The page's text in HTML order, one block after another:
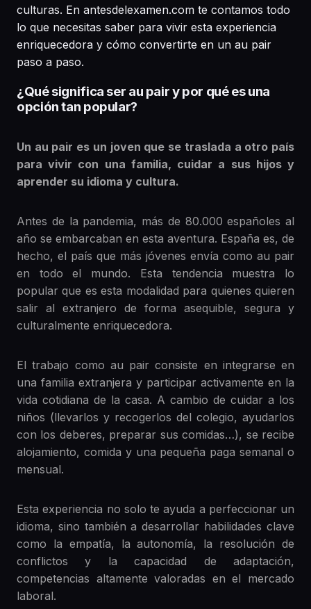
culturas. En antesdelexamen.com te contamos todo
lo que necesitas saber para vivir esta experiencia
enriquecedora y cómo convertirte en un au pair
paso a paso.
¿Qué significa ser au pair y por qué es una
opción tan popular?
Un au pair es un joven que se traslada a otro país
para vivir con una familia, cuidar a sus hijos y
aprender su idioma y cultura.
Antes de la pandemia, más de 80.000 españoles al
año se embarcaban en esta aventura. España es, de
hecho, el país que más jóvenes envía como au pair
en todo el mundo. Esta tendencia muestra lo
popular que es esta modalidad para quienes quieren
salir al extranjero de forma asequible, segura y
culturalmente enriquecedora.
El trabajo como au pair consiste en integrarse en
una familia extranjera y participar activamente en la
vida cotidiana de la casa. A cambio de cuidar a los
niños (llevarlos y recogerlos del colegio, ayudarlos
con los deberes, preparar sus comidas…), se recibe
alojamiento, comida y una pequeña paga semanal o
mensual.
Esta experiencia no solo te ayuda a perfeccionar un
idioma, sino también a desarrollar habilidades clave
como la empatía, la autonomía, la resolución de
conflictos y la capacidad de adaptación,
competencias altamente valoradas en el mercado
laboral.